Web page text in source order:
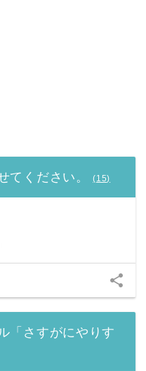
てください。 (15)
share
「さすがにやりす